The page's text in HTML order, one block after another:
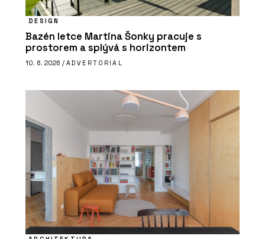
DESIGN
Bazén letce Martina Šonky pracuje s
prostorem a splývá s horizontem
10. 6. 2026 / ADVERTORIAL